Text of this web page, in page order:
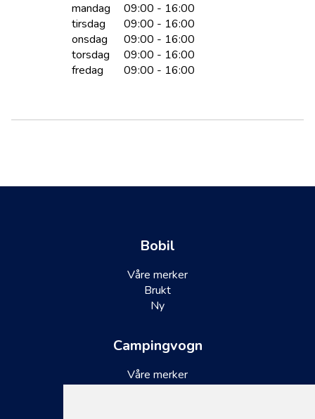
mandag
09:00 - 16:00
tirsdag
09:00 - 16:00
onsdag
09:00 - 16:00
torsdag
09:00 - 16:00
fredag
09:00 - 16:00
Bobil
Våre merker
Brukt
Ny
Campingvogn
Våre merker
Brukt